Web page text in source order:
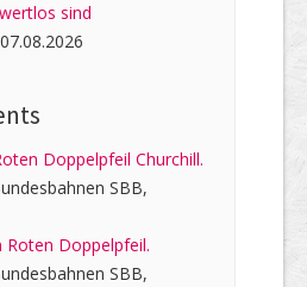
sind
Doppelpfeil Churchill.
SBB,
Doppelpfeil.
SBB,